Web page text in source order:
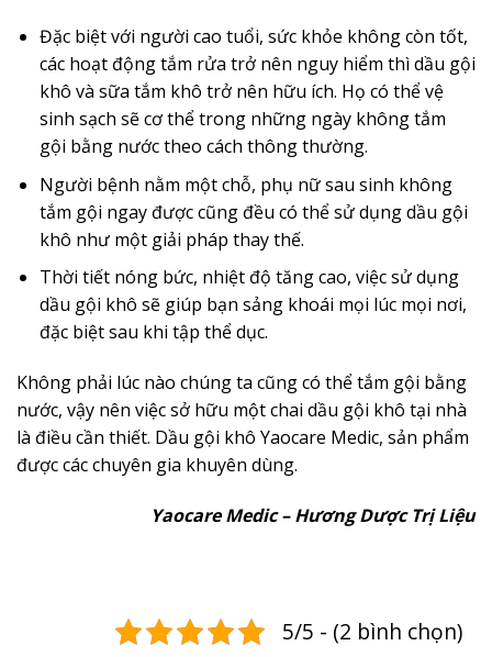
Đặc biệt với người cao tuổi, sức khỏe không còn tốt,
các hoạt động tắm rửa trở nên nguy hiểm thì dầu gội
khô và sữa tắm khô trở nên hữu ích. Họ có thể vệ
sinh sạch sẽ cơ thể trong những ngày không tắm
gội bằng nước theo cách thông thường.
Người bệnh nằm một chỗ, phụ nữ sau sinh không
tắm gội ngay được cũng đều có thể sử dụng dầu gội
khô như một giải pháp thay thế.
Thời tiết nóng bức, nhiệt độ tăng cao, việc sử dụng
dầu gội khô sẽ giúp bạn sảng khoái mọi lúc mọi nơi,
đặc biệt sau khi tập thể dục.
Không phải lúc nào chúng ta cũng có thể tắm gội bằng
nước, vậy nên việc sở hữu một chai dầu gội khô tại nhà
là điều cần thiết. Dầu gội khô Yaocare Medic, sản phẩm
được các chuyên gia khuyên dùng.
Yaocare Medic – Hương Dược Trị Liệu
5/5 - (2 bình chọn)